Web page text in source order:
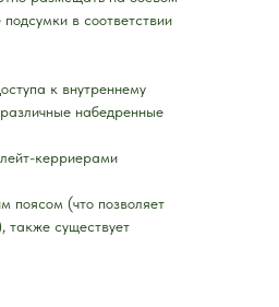
в соответствии
к внутреннему
набедренные
керриерами
поясом (что позволяет
также существует